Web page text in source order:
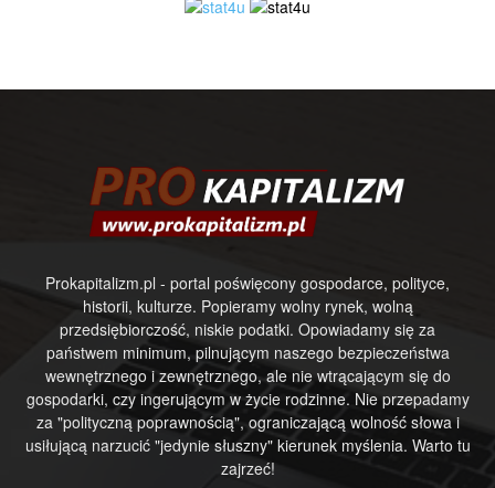
Prokapitalizm.pl - portal poświęcony gospodarce, polityce,
historii, kulturze. Popieramy wolny rynek, wolną
przedsiębiorczość, niskie podatki. Opowiadamy się za
państwem minimum, pilnującym naszego bezpieczeństwa
wewnętrznego i zewnętrznego, ale nie wtrącającym się do
gospodarki, czy ingerującym w życie rodzinne. Nie przepadamy
za "polityczną poprawnością", ograniczającą wolność słowa i
usiłującą narzucić "jedynie słuszny" kierunek myślenia. Warto tu
zajrzeć!